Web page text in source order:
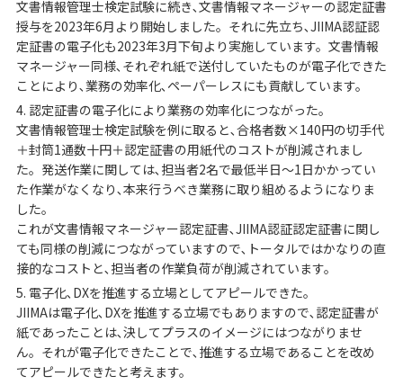
文書情報管理士検定試験に続き､文書情報マネージャーの認定証書
授与を2023年6月より開始しました。それに先立ち､JIIMA認証認
定証書の電子化も2023年3月下旬より実施しています。文書情報
マネージャー同様､それぞれ紙で送付していたものが電子化できた
ことにより､業務の効率化､ペーパーレスにも貢献しています。
4. 認定証書の電子化により業務の効率化につながった。
文書情報管理士検定試験を例に取ると､合格者数×140円の切手代
＋封筒1通数十円＋認定証書の用紙代のコストが削減されまし
た。発送作業に関しては､担当者2名で最低半日～1日かかってい
た作業がなくなり､本来行うべき業務に取り組めるようになりま
した。
これが文書情報マネージャー認定証書､JIIMA認証認定証書に関し
ても同様の削減につながっていますので､トータルではかなりの直
接的なコストと､担当者の作業負荷が削減されています。
5. 電子化､DXを推進する立場としてアピールできた。
JIIMAは電子化､DXを推進する立場でもありますので､認定証書が
紙であったことは､決してプラスのイメージにはつながりませ
ん。それが電子化できたことで､推進する立場であることを改め
てアピールできたと考えます。